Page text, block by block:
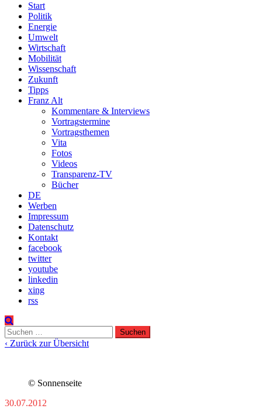
Start
Politik
Energie
Umwelt
Wirtschaft
Mobilität
Wissenschaft
Zukunft
Tipps
Franz Alt
Kommentare & Interviews
Vortragstermine
Vortragsthemen
Vita
Fotos
Videos
Transparenz-TV
Bücher
DE
Werben
Impressum
Datenschutz
Kontakt
facebook
twitter
youtube
linkedin
xing
rss
Suchen
nach:
‹ Zurück zur Übersicht
© Sonnenseite
30.07.2012